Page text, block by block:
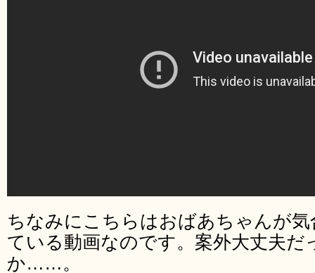
ちなみにこちらはおばあちゃんが
ている動画なのです。案外大丈夫
か……。